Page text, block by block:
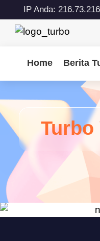
IP Anda:
Home Berita
Turbo